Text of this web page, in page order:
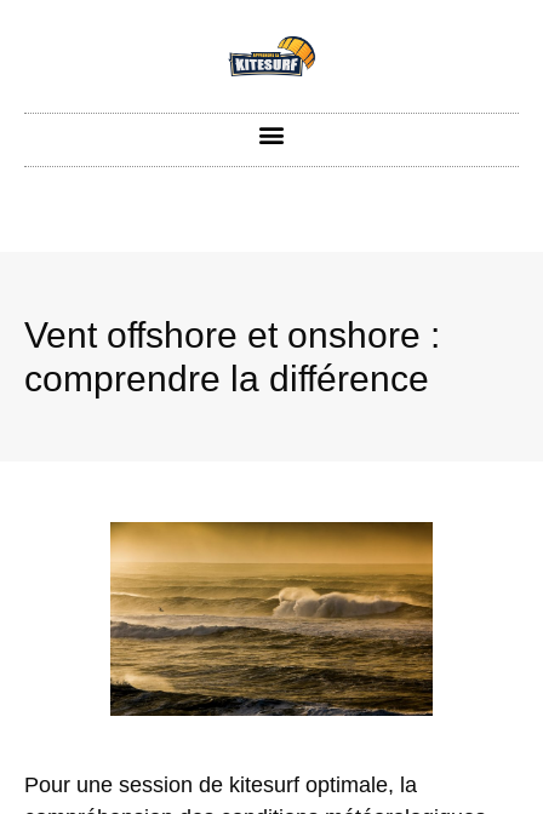
Vent offshore et onshore :
comprendre la différence
Pour une session de kitesurf optimale, la